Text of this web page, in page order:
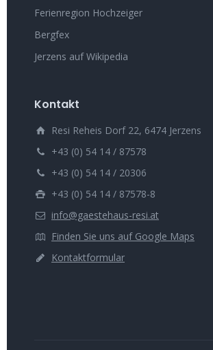
Ferienregion Hochzeiger
Bergfex
Jerzens auf Wikipedia
Kontakt
Resi Reheis Dorf 22, 6474 Jerzens
+43 (0) 54 14 / 87578
+43 (0) 54 14 / 20306
+43 (0) 54 14 / 87578-8
info@gaestehaus-resi.at
Finden Sie uns auf Google Maps
Kontaktformular